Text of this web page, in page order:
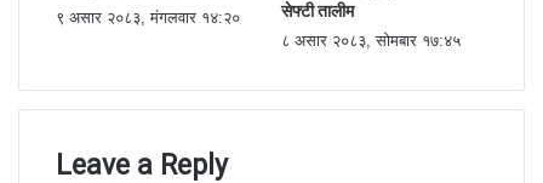
९ असार २०८३, मंगलवार १४:२०
सेफ्टी तालीम
८ असार २०८३, सोमबार १७:४५
Leave a Reply